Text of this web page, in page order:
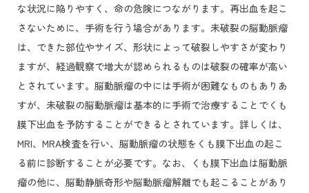
な状況に陥りやすく、命の危険につながります。再出血を起こ
さないために、手術を行う場合があります。未破裂の脳動脈瘤
は、できた部位やサイズ、形状によって破裂しやすさが変わり
ますが、経過観察で増大が認められるものは破裂の確率が高い
とされています。脳動脈瘤の中には手術が困難なものもありあ
すが、未破裂の脳動脈瘤は基本的に手術で治療することでくも
膜下出血を予防することができるとされています。詳しくは、
MRI、MRA検査を行い、脳動脈瘤の状態をくも膜下出血の起こ
る前に診断することが必要です。なお、くも膜下出血は脳動脈
瘤の他に、脳動静脈奇形や脳動脈瘤解離でも起こることがあり